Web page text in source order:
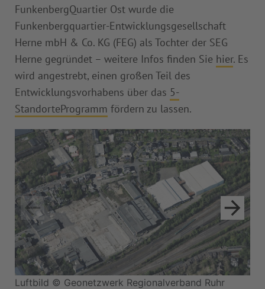
FunkenbergQuartier Ost wurde die
Funkenbergquartier-Entwicklungsgesellschaft
Herne mbH & Co. KG (FEG) als Tochter der SEG
Herne gegründet – weitere Infos finden Sie hier. Es
wird angestrebt, einen großen Teil des
Entwicklungsvorhabens über das 5-
StandorteProgramm fördern zu lassen.
Luftbild © Geonetzwerk Regionalverband Ruhr